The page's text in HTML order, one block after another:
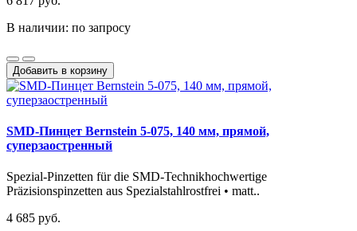
В наличии: по запросу
Добавить в корзину
SMD-Пинцет Bernstein 5-075, 140 мм, прямой,
суперзаостренный
Spezial-Pinzetten für die SMD-Technikhochwertige
Präzisionspinzetten aus Spezialstahlrostfrei • matt..
4 685 руб.